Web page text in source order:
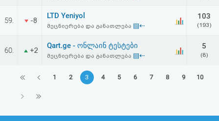
59. -8
LTD Yeniyol
მეცნიერება და განათლება ▤⇠
103
(193)
60. +2
Qart.ge - ონლაინ ტესტები
მეცნიერება და განათლება ▤⇠
5
(8)
1 2 3 4 5 6 7 8 9 10